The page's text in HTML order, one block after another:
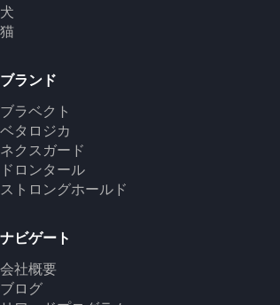
犬
猫
ブランド
ブラベクト
ベタロジカ
ネクスガード
ドロンタール
ストロングホールド
ナビゲート
会社概要
ブログ